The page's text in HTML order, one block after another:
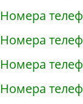
Номера
Номера
Номера
Номера